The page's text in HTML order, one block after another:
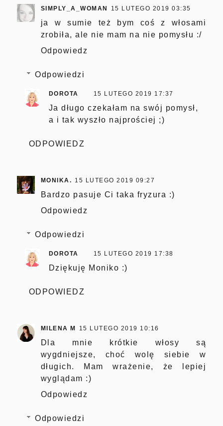
SIMPLY_A_WOMAN 15 LUTEGO 2019 03:35
ja w sumie też bym coś z włosami
zrobiła, ale nie mam na nie pomysłu :/
Odpowiedz
Odpowiedzi
DOROTA 15 LUTEGO 2019 17:37
Ja długo czekałam na swój pomysł,
a i tak wyszło najprościej ;)
ODPOWIEDZ
MONIKA. 15 LUTEGO 2019 09:27
Bardzo pasuje Ci taka fryzura :)
Odpowiedz
Odpowiedzi
DOROTA 15 LUTEGO 2019 17:38
Dziękuję Moniko :)
ODPOWIEDZ
MILENA M 15 LUTEGO 2019 10:16
Dla mnie krótkie włosy są
wygdniejsze, choć wolę siebie w
długich. Mam wrażenie, że lepiej
wyglądam :)
Odpowiedz
Odpowiedzi